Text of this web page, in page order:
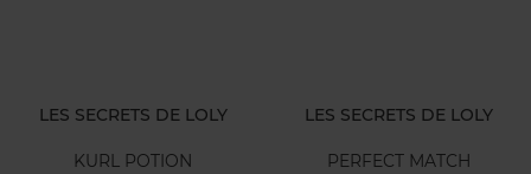
LES SECRETS DE LOLY
KURL POTION
LES SECRETS DE LOLY
PERFECT MATCH